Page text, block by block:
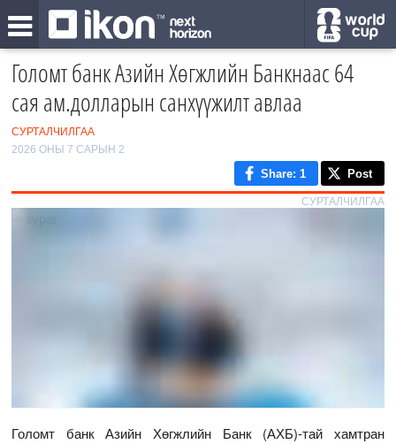
Голомт банк Азийн Хөгжлийн Банкнаас 64
сая ам.долларын санхүүжилт авлаа
СУРТАЛЧИЛГАА
2026 ОНЫ 7 САРЫН 2
Share: 1 Post
СУРТАЛЧИЛГАА
Голомт банк Азийн Хөгжлийн Банк (АХБ)-тай хамтран